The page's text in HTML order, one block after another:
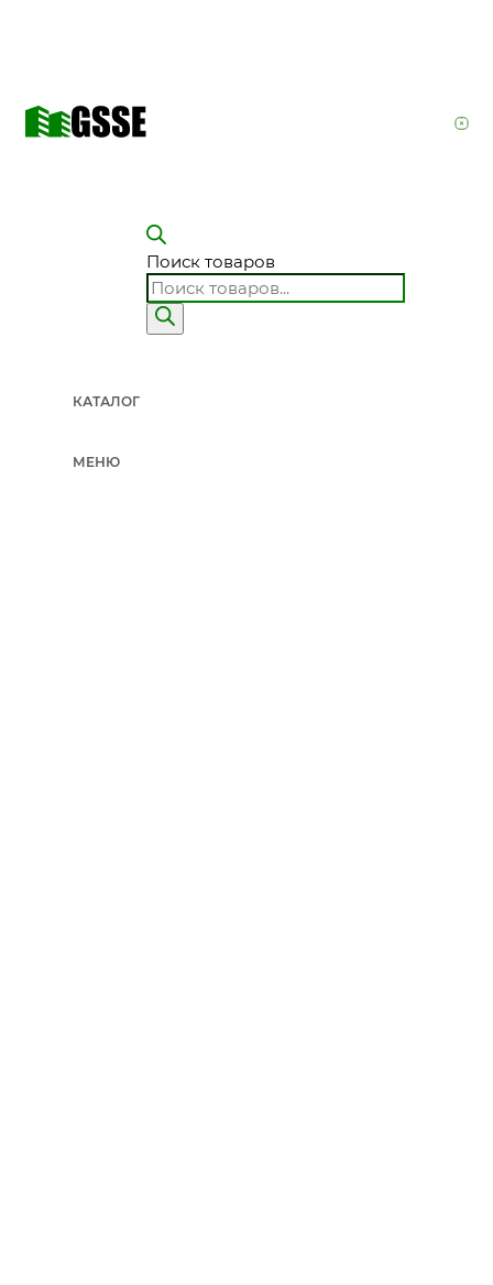
Поиск товаров
КАТАЛОГ
МЕНЮ